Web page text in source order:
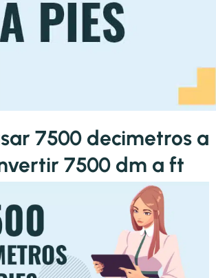
7500 decimetros a
7500 dm a ft